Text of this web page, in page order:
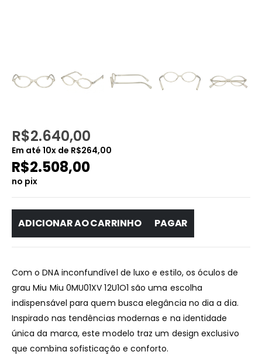
R$2.640,00
Em até 10x de R$264,00
R$2.508,00
no pix
ADICIONAR AO CARRINHO PAGAR
Com o DNA inconfundível de luxo e estilo, os óculos de
grau Miu Miu 0MU01XV 12U1O1 são uma escolha
indispensável para quem busca elegância no dia a dia.
Inspirado nas tendências modernas e na identidade
única da marca, este modelo traz um design exclusivo
que combina sofisticação e conforto.